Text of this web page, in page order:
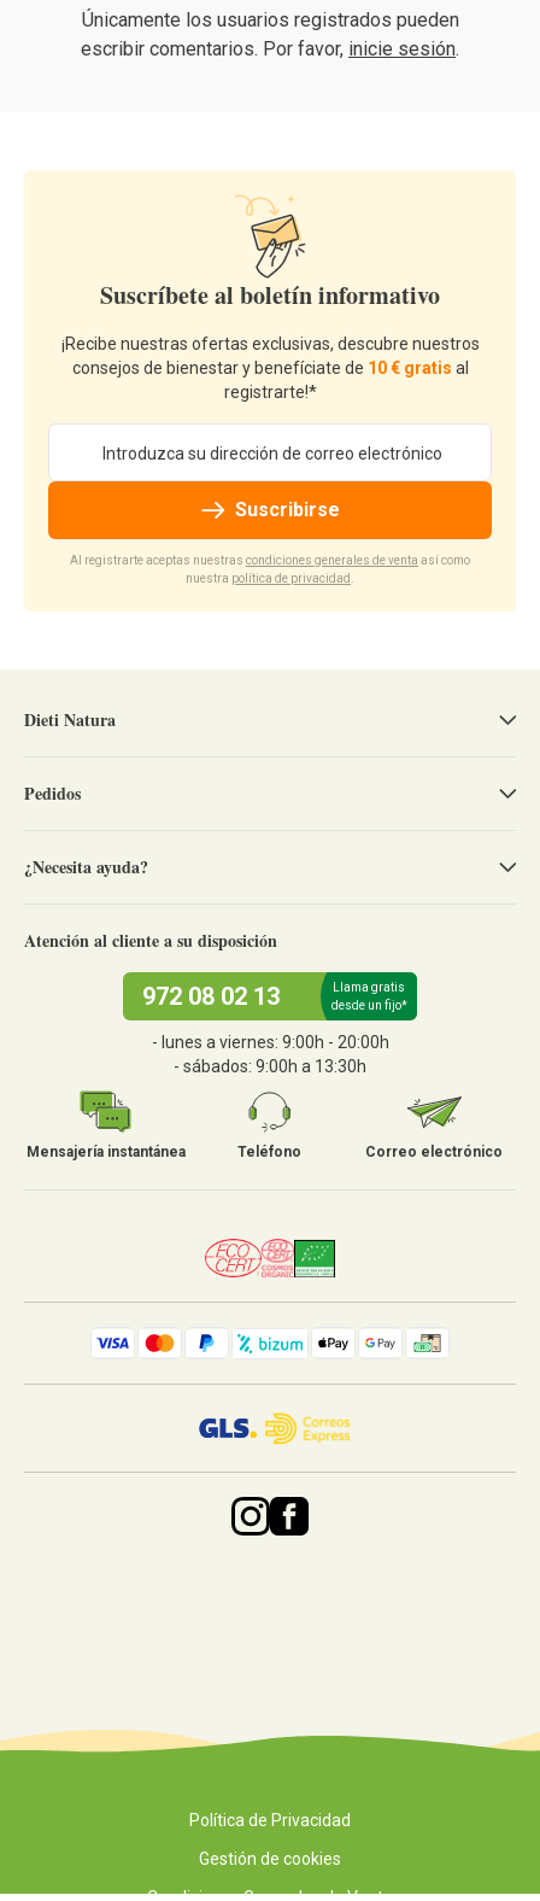
Únicamente los usuarios registrados pueden
escribir comentarios. Por favor, inicie sesión.
Suscríbete al boletín informativo
¡Recibe nuestras ofertas exclusivas, descubre nuestros
consejos de bienestar y benefíciate de 10 € gratis al
registrarte!*
Suscribirse
Al registrarte aceptas nuestras condiciones generales de venta así como
nuestra política de privacidad .
Dieti Natura
Pedidos
¿Necesita ayuda?
Atención al cliente a su disposición
972 08 02 13
Llama gratis
desde un fijo*
- lunes a viernes: 9:00h - 20:00h
- sábados: 9:00h a 13:30h
Mensajería instantánea Teléfono Correo electrónico
Política de Privacidad
Gestión de cookies